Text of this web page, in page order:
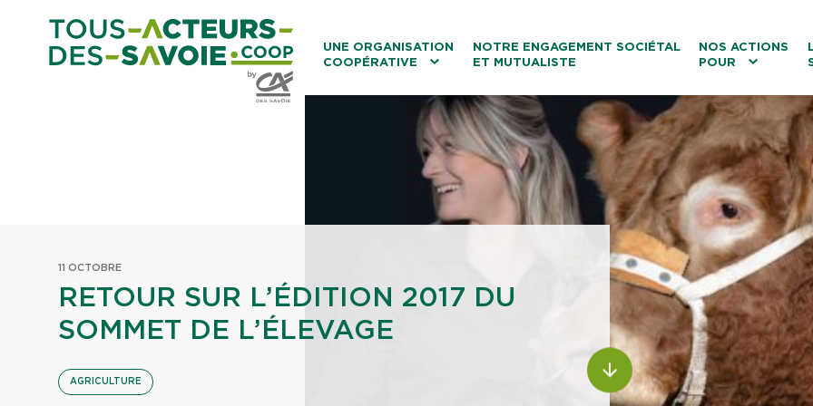
UNE ORGANISATION
COOPÉRATIVE
NOTRE ENGAGEMENT SOCIÉTAL
ET MUTUALISTE
NOS ACTIONS
POUR
Le tourisme
Les transitions
La biodiversité
Les associations
11 OCTOBRE
RETOUR SUR L’ÉDITION 2017 DU
SOMMET DE L’ÉLEVAGE
AGRICULTURE